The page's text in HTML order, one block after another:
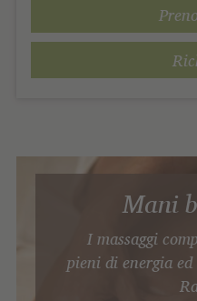
Mani
I massaggi
pieni di energia